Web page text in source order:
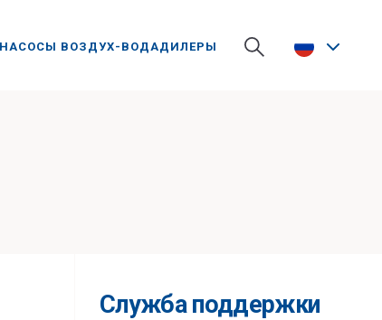
ВОЗДУХ-ВОДАДИЛЕРЫ
Служба поддержки